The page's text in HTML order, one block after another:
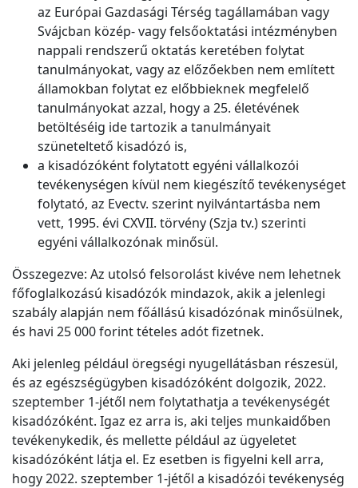
az Európai Gazdasági Térség tagállamában vagy
Svájcban közép- vagy felsőoktatási intézményben
nappali rendszerű oktatás keretében folytat
tanulmányokat, vagy az előzőekben nem említett
államokban folytat ez előbbieknek megfelelő
tanulmányokat azzal, hogy a 25. életévének
betöltéséig ide tartozik a tanulmányait
szüneteltető kisadózó is,
a kisadózóként folytatott egyéni vállalkozói
tevékenységen kívül nem kiegészítő tevékenységet
folytató, az Evectv. szerint nyilvántartásba nem
vett, 1995. évi CXVII. törvény (Szja tv.) szerinti
egyéni vállalkozónak minősül.
Összegezve: Az utolsó felsorolást kivéve nem lehetnek
főfoglalkozású kisadózók mindazok, akik a jelenlegi
szabály alapján nem főállású kisadózónak minősülnek,
és havi 25 000 forint tételes adót fizetnek.
Aki jelenleg például öregségi nyugellátásban részesül,
és az egészségügyben kisadózóként dolgozik, 2022.
szeptember 1-jétől nem folytathatja a tevékenységét
kisadózóként. Igaz ez arra is, aki teljes munkaidőben
tevékenykedik, és mellette például az ügyeletet
kisadózóként látja el. Ez esetben is figyelni kell arra,
hogy 2022. szeptember 1-jétől a kisadózói tevékenység